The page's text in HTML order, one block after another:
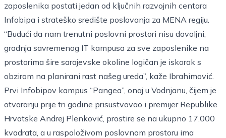
zaposlenika postati jedan od ključnih razvojnih centara
Infobipa i strateško središte poslovanja za MENA regiju.
“Budući da nam trenutni poslovni prostori nisu dovoljni,
gradnja savremenog IT kampusa za sve zaposlenike na
prostorima šire sarajevske okoline logičan je iskorak s
obzirom na planirani rast našeg ureda”, kaže Ibrahimović.
Prvi Infobipov kampus “Pangea”, onaj u Vodnjanu, čijem je
otvaranju prije tri godine prisustvovao i premijer Republike
Hrvatske Andrej Plenković, prostire se na ukupno 17.000
kvadrata, a u raspoloživom poslovnom prostoru ima